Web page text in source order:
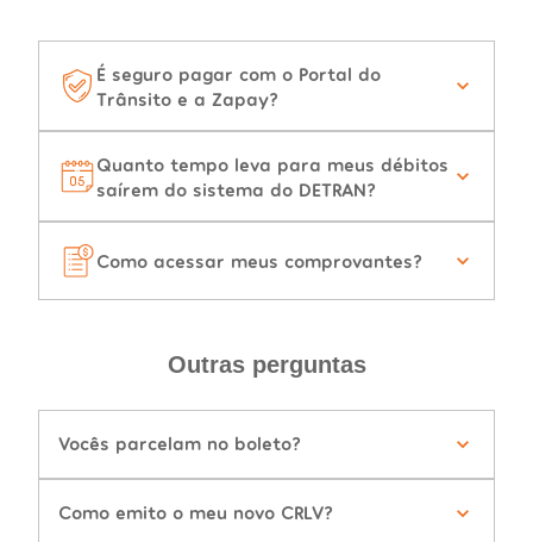
É seguro pagar com o Portal do
Trânsito e a Zapay?
Quanto tempo leva para meus débitos
saírem do sistema do DETRAN?
Como acessar meus comprovantes?
Outras perguntas
Vocês parcelam no boleto?
Como emito o meu novo CRLV?